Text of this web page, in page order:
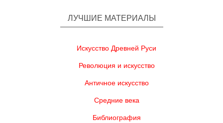
ЛУЧШИЕ МАТЕРИАЛЫ
Искусство Древней Руси
Революция и искусство
Античное искусство
Средние века
Библиография